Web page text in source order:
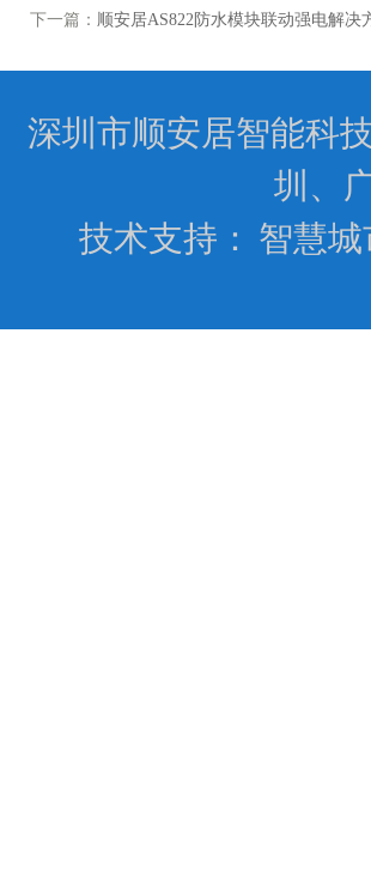
下一篇： 顺安居AS822防水模块联动强电解决
深圳市顺安居智能科
圳、
技术支持： 智慧城